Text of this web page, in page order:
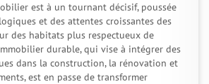
est à un tournant décisif, poussée
et des attentes croissantes des
des habitats plus respectueux de
durable, qui vise à intégrer des
dans la construction, la rénovation et
est en passe de transformer